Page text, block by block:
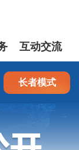
互动交流
长者模式